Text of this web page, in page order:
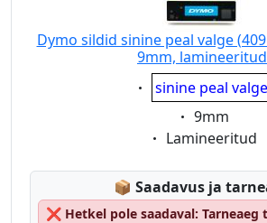
Dymo sildid sinine peal valge
9mm, lamineeritud
Eigenschaft:
sinine peal valge
Eigenschaft:
9mm
Eigenschaft:
Lamineeritud
📦 Lagerstatus:
Saadavus ja
❌ Hetkel pole saadaval: Tarneaeg